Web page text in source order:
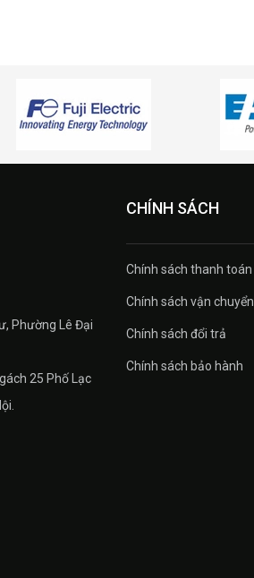
Phường Lê Đại
25 Phố Lạc
CHÍNH SÁCH
Chính sách thanh toán
Chính sách vận chuyển
Chính sách đổi trả
Chính sách bảo hành